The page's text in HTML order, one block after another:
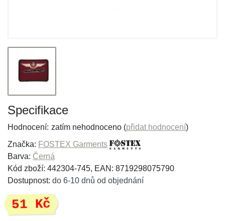
Specifikace
Hodnocení: zatím nehodnoceno (přidat hodnocení)
Značka: FOSTEX Garments
Barva: Černá
Kód zboží: 442304-745, EAN: 8719298075790
Dostupnost: do 6-10 dnů od objednání
51 Kč